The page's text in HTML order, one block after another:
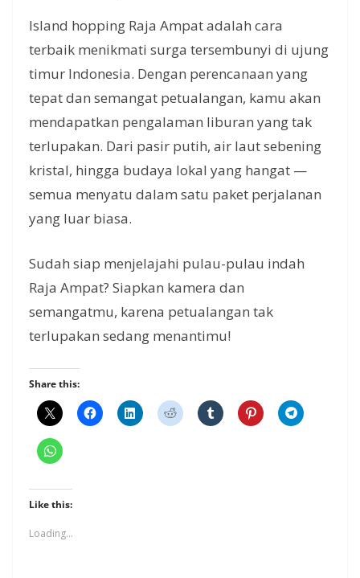
Island hopping Raja Ampat adalah cara
terbaik menikmati surga tersembunyi di ujung
timur Indonesia. Dengan perencanaan yang
tepat dan semangat petualangan, kamu akan
mendapatkan pengalaman liburan yang tak
terlupakan. Dari pasir putih, air laut sebening
kristal, hingga budaya lokal yang hangat —
semua menyatu dalam satu paket perjalanan
yang luar biasa.
Sudah siap menjelajahi pulau-pulau indah
Raja Ampat? Siapkan kamera dan
semangatmu, karena petualangan tak
terlupakan sedang menantimu!
Share this:
Like this:
Loading...